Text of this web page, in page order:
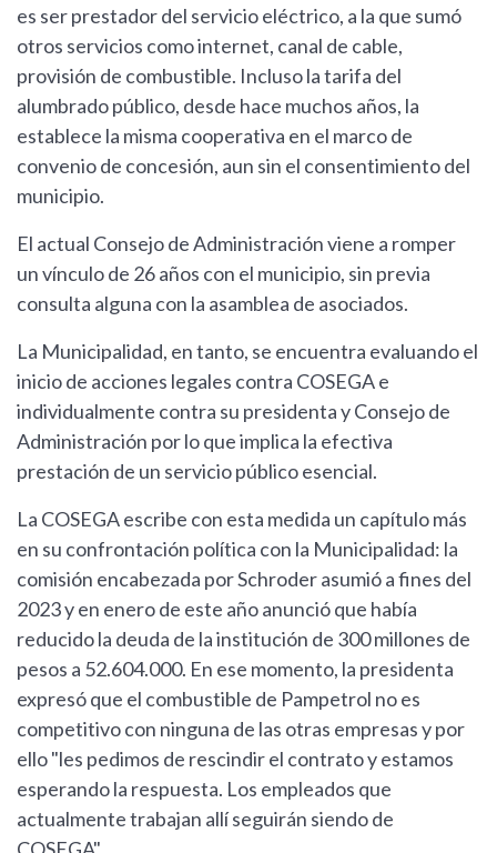
es ser prestador del servicio eléctrico, a la que sumó
otros servicios como internet, canal de cable,
provisión de combustible. Incluso la tarifa del
alumbrado público, desde hace muchos años, la
establece la misma cooperativa en el marco de
convenio de concesión, aun sin el consentimiento del
municipio.
El actual Consejo de Administración viene a romper
un vínculo de 26 años con el municipio, sin previa
consulta alguna con la asamblea de asociados.
La Municipalidad, en tanto, se encuentra evaluando el
inicio de acciones legales contra COSEGA e
individualmente contra su presidenta y Consejo de
Administración por lo que implica la efectiva
prestación de un servicio público esencial.
La COSEGA escribe con esta medida un capítulo más
en su confrontación política con la Municipalidad: la
comisión encabezada por Schroder asumió a fines del
2023 y en enero de este año anunció que había
reducido la deuda de la institución de 300 millones de
pesos a 52.604.000. En ese momento, la presidenta
expresó que el combustible de Pampetrol no es
competitivo con ninguna de las otras empresas y por
ello "les pedimos de rescindir el contrato y estamos
esperando la respuesta. Los empleados que
actualmente trabajan allí seguirán siendo de